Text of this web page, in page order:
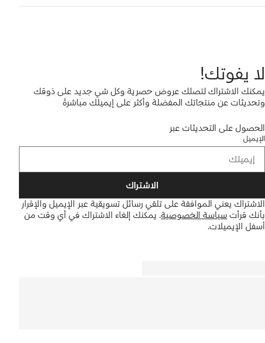
لا يفوتك!
يمكنك الاشتراك لتصلك عروض حصرية وكل شي جديد على ذوقك
وتحديثات عن منتجاتك المفضلة وأكثر على إيميلك مباشرةً
الحصول على التحديثات عبر
الإيميل
الاشتراك
الاشتراك يعني الموافقة على تلقي رسائل تسويقية عبر الإيميل والإقرار
بأنك قرأت سياسة الخصوصية. يمكنك إلغاء الاشتراك في أي وقت من
أسفل الإيميلات.